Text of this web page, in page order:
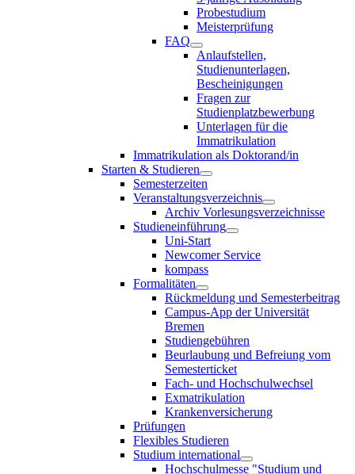
Probestudium
Meisterprüfung
FAQ
Anlaufstellen,
Studienunterlagen,
Bescheinigungen
Fragen zur
Studienplatzbewerbung
Unterlagen für die
Immatrikulation
Immatrikulation als Doktorand/in
Starten & Studieren
Semesterzeiten
Veranstaltungsverzeichnis
Archiv Vorlesungsverzeichnisse
Studieneinführung
Uni-Start
Newcomer Service
kompass
Formalitäten
Rückmeldung und Semesterbeitrag
Campus-App der Universität
Bremen
Studiengebühren
Beurlaubung und Befreiung vom
Semesterticket
Fach- und Hochschulwechsel
Exmatrikulation
Krankenversicherung
Prüfungen
Flexibles Studieren
Studium international
Hochschulmesse "Studium und